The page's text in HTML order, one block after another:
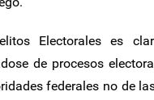
Electorales es
de procesos
federales no de